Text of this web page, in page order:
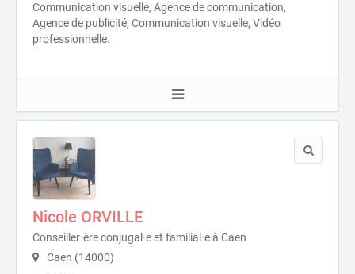
Communication visuelle, Agence de communication,
Agence de publicité, Communication visuelle, Vidéo
professionnelle.
Nicole ORVILLE
Conseiller·ère conjugal·e et familial·e à Caen
Caen (14000)